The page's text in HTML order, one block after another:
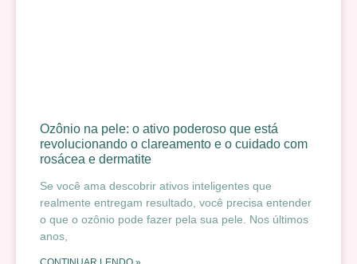
Ozônio na pele: o ativo poderoso que está
revolucionando o clareamento e o cuidado com
rosácea e dermatite
Se você ama descobrir ativos inteligentes que
realmente entregam resultado, você precisa entender
o que o ozônio pode fazer pela sua pele. Nos últimos
anos,